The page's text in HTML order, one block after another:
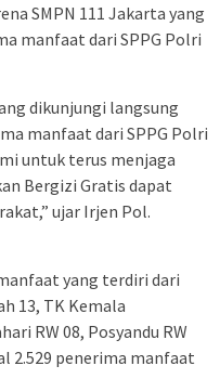
SMPN 111 Jakarta yang
manfaat dari SPPG Polri
dikunjungi langsung
manfaat dari SPPG Polri
untuk terus menjaga
Bergizi Gratis dapat
ujar Irjen Pol.
yang terdiri dari
13, TK Kemala
RW 08, Posyandu RW
2.529 penerima manfaat